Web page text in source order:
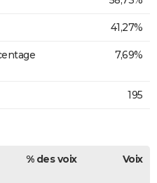
41,27%
7,69%
195
% des voix Voix